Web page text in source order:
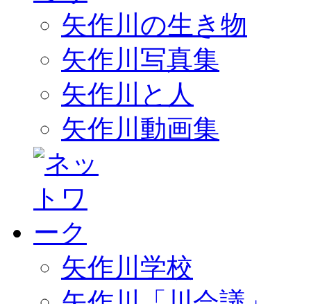
矢作川の生き物
矢作川写真集
矢作川と人
矢作川動画集
矢作川学校